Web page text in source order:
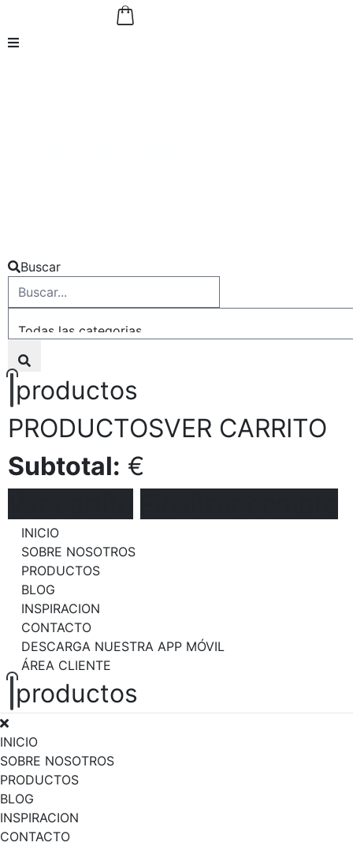
Buscar
productos
PRODUCTOSVER CARRITO
Subtotal: €
INICIO
SOBRE NOSOTROS
PRODUCTOS
BLOG
INSPIRACION
CONTACTO
DESCARGA NUESTRA APP MÓVIL
ÁREA CLIENTE
productos
INICIO
SOBRE NOSOTROS
PRODUCTOS
BLOG
INSPIRACION
CONTACTO